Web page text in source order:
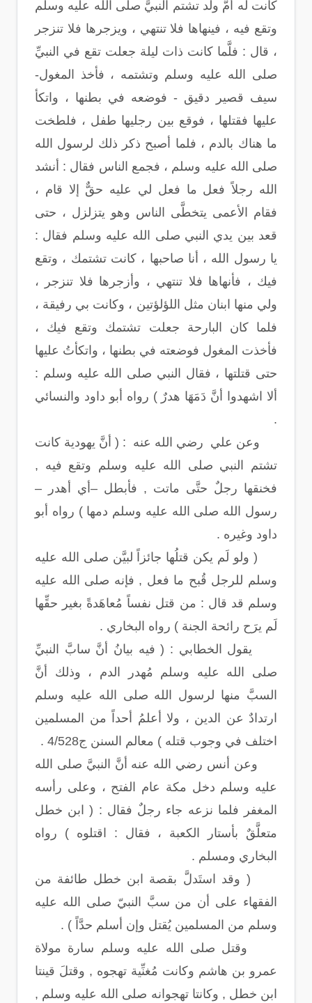
كانت له أمُّ ولد تشتم النبيَّ صلى الله عليه وسلم
وتقع فيه ، فينهاها فلا تنتهي ، ويزجرها فلا تنزجر
، قال : فلَّما كانت ذات ليلة جعلت تقع في النبيِّ
صلى الله عليه وسلم وتشتمه ، فأخذ المغول-
سيف قصير دقيق - فوضعه في بطنها ، واتكأ
عليها فقتلها ، فوقع بين رجليها طفل ، فلطخت
ما هناك بالدم ، فلما أصبح ذكر ذلك لرسول الله
صلى الله عليه وسلم ، فجمع الناس فقال : أنشد
الله رجلاً فعل ما فعل لي عليه حقٌّ إلا قام ،
فقام الأعمى يتخطَّى الناس وهو يتزلزل ، حتى
قعد بين يدي النبي صلى الله عليه وسلم فقال :
يا رسول الله ، أنا صاحبها ، كانت تشتمك ، وتقع
فيك ، فأنهاها فلا تنتهي ، وأزجرها فلا تنزجر ،
ولي منها ابنان مثل اللؤلؤتين ، وكانت بي رفيقة ،
فلما كان البارحة جعلت تشتمك وتقع فيك ،
فأخذت المغول فوضعته في بطنها ، واتكأتُ عليها
حتى قتلتها ، فقال النبي صلى الله عليه وسلم :
ألا اشهدوا أنَّ دَمَهَا هدرٌ ) رواه أبو داود والنسائي
.
وعن علي رضي الله عنه : ( أنَّ يهودية كانت
تشتم النبي صلى الله عليه وسلم وتقع فيه ,
فخنقها رجلٌ حتَّى ماتت , فأبطل –أي أهدر –
رسول الله صلى الله عليه وسلم دمها ) رواه أبو
داود وغيره .
( ولو لَم يكن قتلُها جائزاً لبيَّن صلى الله عليه
وسلم للرجل قُبح ما فعل , فإنه صلى الله عليه
وسلم قد قال : من قتل نفساً مُعاهَدةً بغير حقِّها
لَم يرَح رائحة الجنة ) رواه البخاري .
يقول الخطابي : ( فيه بيانُ أنَّ سابَّ النبيِّ
صلى الله عليه وسلم مُهدر الدم ، وذلك أنَّ
السبَّ منها لرسول الله صلى الله عليه وسلم
ارتدادٌ عن الدين ، ولا أعلمُ أحداً من المسلمين
اختلف في وجوب قتله ) معالم السنن ج4/528 .
وعن أنس رضي الله عنه أنَّ النبيَّ صلى الله
عليه وسلم دخل مكة عام الفتح ، وعلى رأسه
المغفر فلما نزعه جاء رجلٌ فقال : ( ابن خطل
متعلَّقٌ بأستار الكعبة ، فقال : اقتلوه ) رواه
البخاري ومسلم .
( وقد استَدلَّ بقصة ابن خطل طائفة من
الفقهاء على أن من سبَّ النبيّ صلى الله عليه
وسلم من المسلمين يُقتل وإن أسلم حدَّاً ) .
وقتل صلى الله عليه وسلم سارة مولاة
عمرو بن هاشم وكانت مُغنِّية تهجوه , وقتلَ قينتا
ابن خطل , وكانتا تهجوانه صلى الله عليه وسلم ,